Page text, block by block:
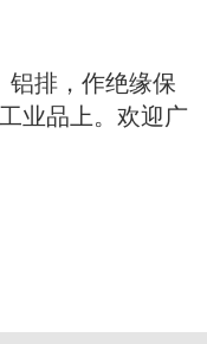
排，作绝缘保
业品上。欢迎广